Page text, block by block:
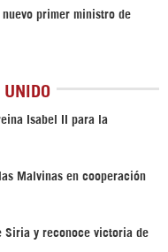
nuevo primer ministro de
UNIDO
Isabel II para la
las Malvinas en cooperación
Siria y reconoce victoria de